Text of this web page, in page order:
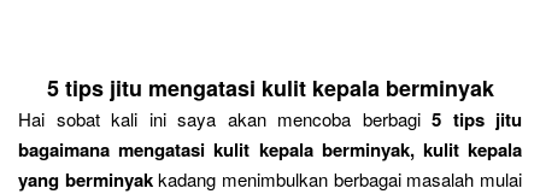
5 tips jitu mengatasi kulit kepala berminyak
Hai sobat kali ini saya akan mencoba berbagi 5 tips jitu
bagaimana mengatasi kulit kepala berminyak, kulit kepala
yang berminyakkadang menimbulkan berbagai masalah mulai